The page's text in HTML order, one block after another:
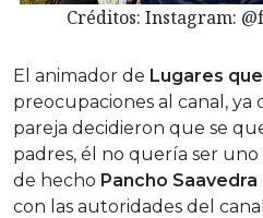
Créditos: Instagram:
El animador de Lugares
preocupaciones al canal, ya
pareja decidieron que se
padres, él no quería ser
de hecho Pancho Saavedra
con las autoridades del